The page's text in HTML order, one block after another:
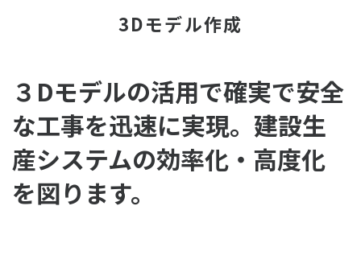
3Dモデル作成
３Dモデルの活用で確実で安全
な工事を迅速に実現。建設生
産システムの効率化・高度化
を図ります。